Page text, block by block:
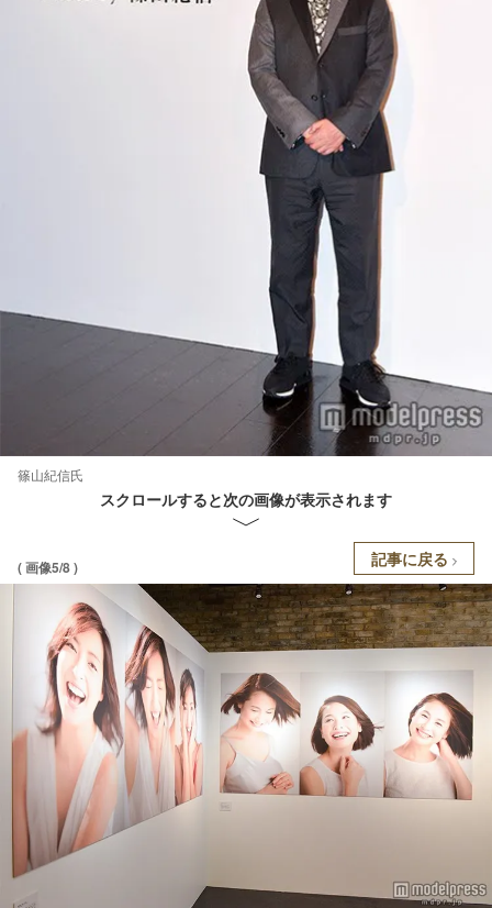
篠山紀信氏
スクロールすると次の画像が表示されます
( 画像5/8 ) 記事に戻る